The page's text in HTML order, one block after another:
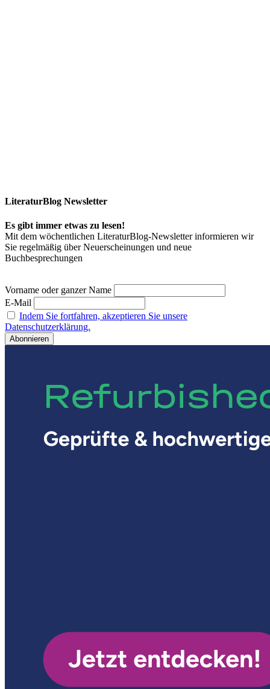
LiteraturBlog Newsletter
Es gibt immer etwas zu lesen!
Mit dem wöchentlichen LiteraturBlog-Newsletter informieren wir
Sie regelmäßig über Neuerscheinungen und neue
Buchbesprechungen
Vorname oder ganzer Name
E-Mail
Indem Sie fortfahren, akzeptieren Sie unsere
Datenschutzerklärung.